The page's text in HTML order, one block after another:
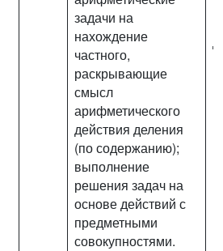
задачи на
нахождение
частного,
раскрывающие
смысл
арифметического
действия деления
(по содержанию);
выполнение
решения задач на
основе действий с
предметными
совокупностями.